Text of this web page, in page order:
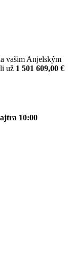
vašim Anjelským
už 1 501 609,00 €
10:00